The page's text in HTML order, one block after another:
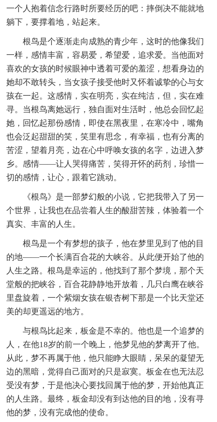
一个人抱着信念行路时所要经历的吧：摔倒决不能就地
躺下，要撑着地，站起来。
根鸟是个逐渐走向成熟的青少年，这时的他像我们
一样，感情丰富，容易爱，希望爱，追求爱。当他面对
喜欢的女孩的时候眼神中透着可爱的羞涩，想看身边的
她却不敢转头，当女孩子接受他时又怀着诚挚的心与女
孩在一起。这感情，实在明亮，实在纯洁，但，实在难
寻。当根鸟离她远行，独自面对生活时，他总会回忆起
她，回忆起那份感情，即使在黑夜里，在寒冷中，嘴角
也会泛起甜甜的笑，笑里有思念，有幸福，也有分离的
苦涩，望着月亮，边在心中呼唤女孩的名字，边进入梦
乡。感情——让人哭得痛苦，笑得开怀的药剂，珍惜一
切的感情，让心，跟着它跳动。
《根鸟》是一部梦幻般的小说，它把我带入了另一
个世界，让我也在品尝着人生的酸甜苦辣，体验着一个
真实、丰富的人生。
根鸟是一个有梦想的孩子，他在梦里见到了他的目
的地——一个长满百合花的大峡谷。从此便开始了他的
人生之路。根鸟是幸运的，他找到了那个梦境，那个天
堂般的把峡谷，百合花静静地开放着，几只白鹰在峡谷
里盘旋着，一个紫烟女孩在银杏树下那是一个比天堂还
美的却更遥远的地方。
与根鸟比起来，板金是不幸的。他也是一个追梦的
人，在他18岁的前一个晚上，他梦见他的梦离开了他。
从此，梦不再属于他，他只能睁大眼睛，呆呆的凝望无
边的黑暗，觉得自己面对的只是寂寞。板金在也无法忍
受没有梦，于是他决心要找回属于他的梦，开始他真正
的人生路。最终，板金却没有到达他的目的地，没有寻
他的梦，没有完成他的使命。